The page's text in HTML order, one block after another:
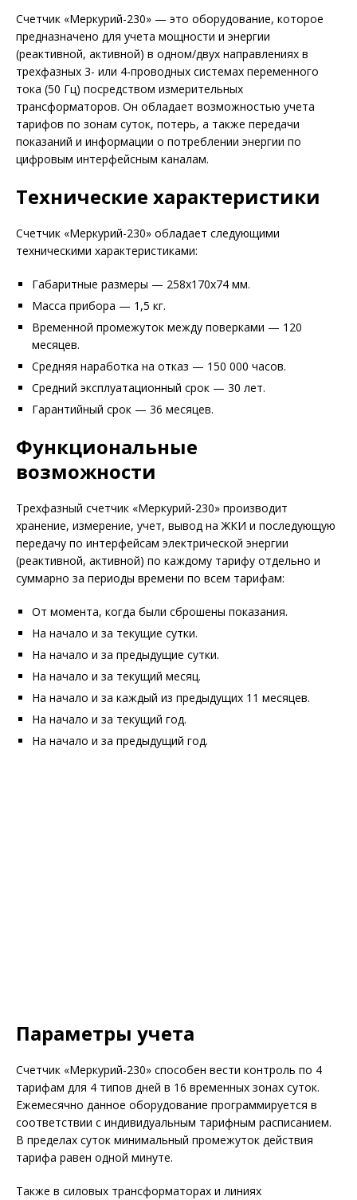
Счетчик «Меркурий-230» — это оборудование, которое
предназначено для учета мощности и энергии
(реактивной, активной) в одном/двух направлениях в
трехфазных 3- или 4-проводных системах переменного
тока (50 Гц) посредством измерительных
трансформаторов. Он обладает возможностью учета
тарифов по зонам суток, потерь, а также передачи
показаний и информации о потреблении энергии по
цифровым интерфейсным каналам.
Технические характеристики
Счетчик «Меркурий-230» обладает следующими
техническими характеристиками:
Габаритные размеры — 258х170х74 мм.
Масса прибора — 1,5 кг.
Временной промежуток между поверками — 120
месяцев.
Средняя наработка на отказ — 150 000 часов.
Средний эксплуатационный срок — 30 лет.
Гарантийный срок — 36 месяцев.
Функциональные
возможности
Трехфазный счетчик «Меркурий-230» производит
хранение, измерение, учет, вывод на ЖКИ и последующую
передачу по интерфейсам электрической энергии
(реактивной, активной) по каждому тарифу отдельно и
суммарно за периоды времени по всем тарифам:
От момента, когда были сброшены показания.
На начало и за текущие сутки.
На начало и за предыдущие сутки.
На начало и за текущий месяц.
На начало и за каждый из предыдущих 11 месяцев.
На начало и за текущий год.
На начало и за предыдущий год.
Параметры учета
Счетчик «Меркурий-230» способен вести контроль по 4
тарифам для 4 типов дней в 16 временных зонах суток.
Ежемесячно данное оборудование программируется в
соответствии с индивидуальным тарифным расписанием.
В пределах суток минимальный промежуток действия
тарифа равен одной минуте.
Также в силовых трансформаторах и линиях